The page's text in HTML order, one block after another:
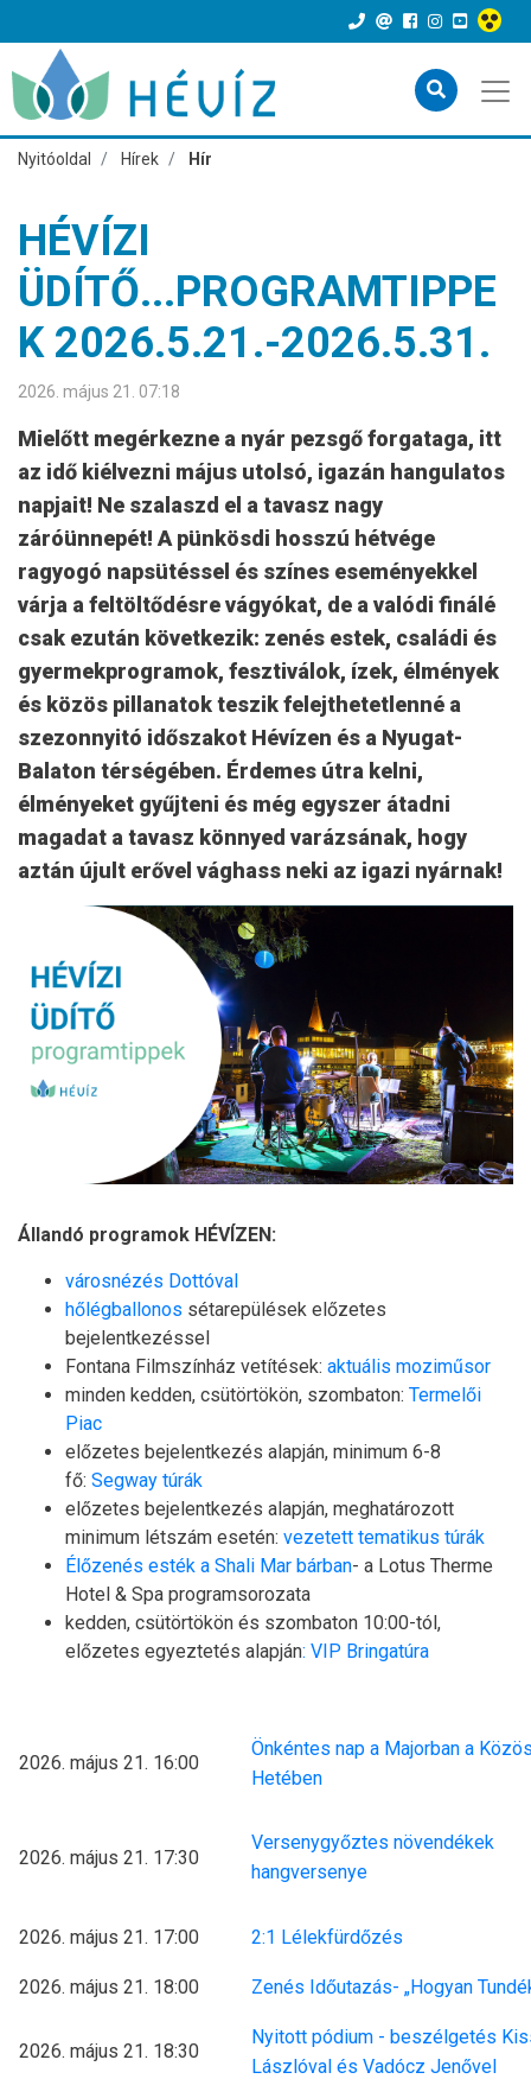
Nyitóoldal Hírek Hír
HÉVÍZI
ÜDÍTŐ...PROGRAMTIPPE
K 2026.5.21.-2026.5.31.
2026. május 21. 07:18
Mielőtt megérkezne a nyár pezsgő forgataga, itt
az idő kiélvezni május utolsó, igazán hangulatos
napjait! Ne szalaszd el a tavasz nagy
záróünnepét! A pünkösdi hosszú hétvége
ragyogó napsütéssel és színes eseményekkel
várja a feltöltődésre vágyókat, de a valódi finálé
csak ezután következik: zenés estek, családi és
gyermekprogramok, fesztiválok, ízek, élmények
és közös pillanatok teszik felejthetetlenné a
szezonnyitó időszakot Hévízen és a Nyugat-
Balaton térségében. Érdemes útra kelni,
élményeket gyűjteni és még egyszer átadni
magadat a tavasz könnyed varázsának, hogy
aztán újult erővel vághass neki az igazi nyárnak!
Állandó programok HÉVÍZEN:
városnézés Dottóval
hőlégballonos sétarepülések előzetes
bejelentkezéssel
Fontana Filmszínház vetítések: aktuális moziműsor
minden kedden, csütörtökön, szombaton: Termelői
Piac
előzetes bejelentkezés alapján, minimum 6-8
fő: Segway túrák
előzetes bejelentkezés alapján, meghatározott
minimum létszám esetén: vezetett tematikus túrák
Élőzenés esték a Shali Mar bárban- a Lotus Therme
Hotel & Spa programsorozata
kedden, csütörtökön és szombaton 10:00-tól,
előzetes egyeztetés alapján: VIP Bringatúra
2026. május 21. 16:00
Önkéntes nap a Majorban a
Hetében
2026. május 21. 17:30
Versenygyőztes növendékek
hangversenye
2026. május 21. 17:00 2:1 Lélekfürdőzés
2026. május 21. 18:00 Zenés Időutazás- „Hogyan
2026. május 21. 18:30
Nyitott pódium - beszélgetés
Lászlóval és Vadócz Jenővel